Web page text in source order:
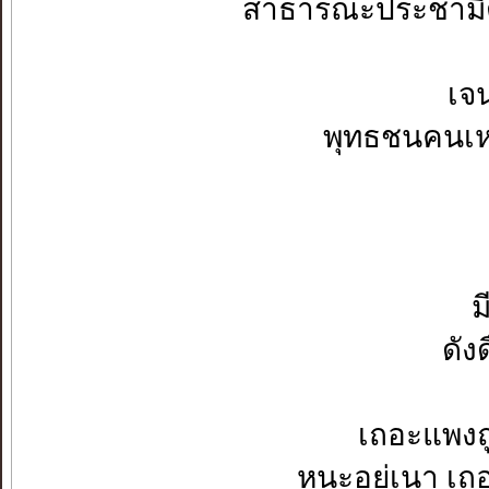
สาธารณะประชามิ
เจนจริต
พุทธชนคนเหลื่
มีมากห
ดังดื่นดุจ
เถอะแพงถูก
หนะอยู่เนา เถอ